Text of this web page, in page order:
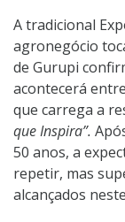
A tradicional
agronegócio
de Gurupi
acontecerá
que carrega a
que Inspira”.
50 anos, a
repetir, mas
alcançados